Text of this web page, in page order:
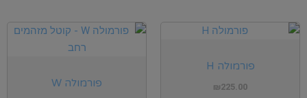
פורמולה H
₪225.00 פורמולה W